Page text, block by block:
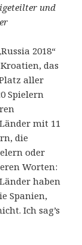
und
2018“
das
aller
Spielern
mit 11
die
oder
Worten:
haben
Spanien,
Ich sag’s